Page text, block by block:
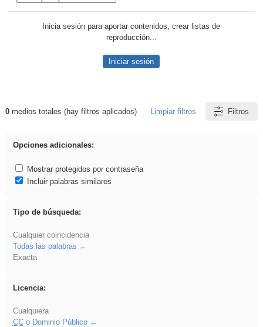
Inicia sesión para aportar contenidos, crear listas de
reproducción...
Iniciar sesión
Resultados de: ies_galileo_galilei
0medios totales (hay filtros aplicados) Limpiar filtros Filtros
Opciones adicionales:
Mostrar protegidos por contraseña
Incluir palabras similares
Tipo de búsqueda:
Cualquier coincidencia
Todas las palabras
Exacta
Licencia:
Cualquiera
CCo Dominio Público